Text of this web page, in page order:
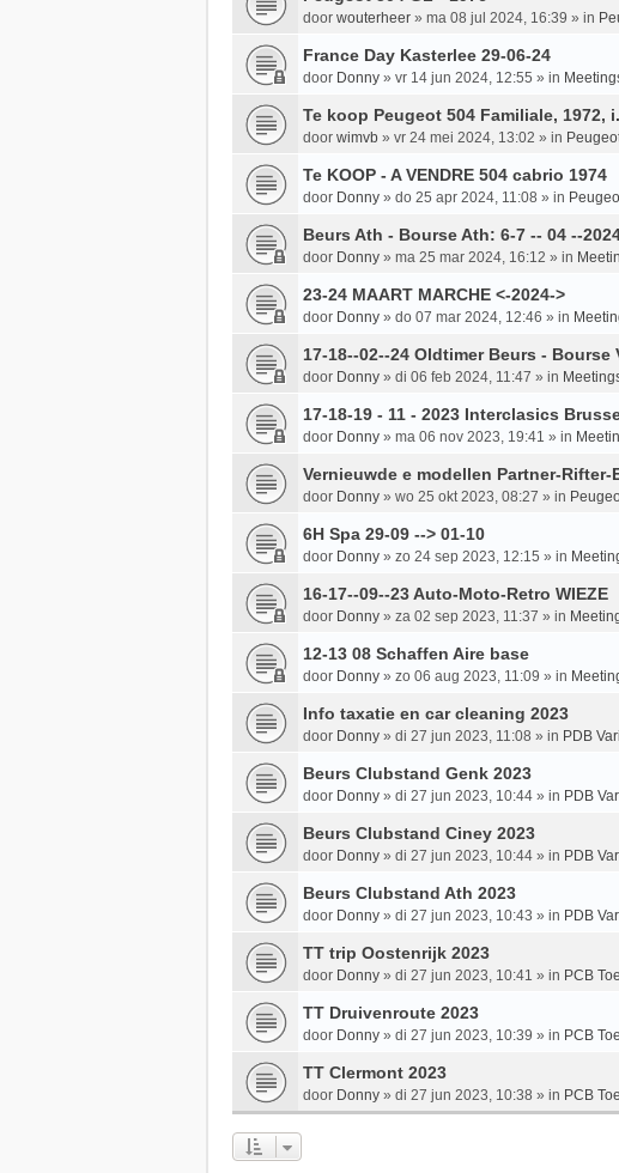
door wouterheer » ma 08 jul 2024, 16:39 » in
France Day Kasterlee 29-06-24
door Donny » vr 14 jun 2024, 12:55 » in
Te koop Peugeot 504 Familiale, 1972,
door wimvb » vr 24 mei 2024, 13:02 » in
Te KOOP - A VENDRE 504 cabrio 1974
door Donny » do 25 apr 2024, 11:08 » in
Beurs Ath - Bourse Ath: 6-7 -- 04 --
door Donny » ma 25 mar 2024, 16:12 » in
23-24 MAART MARCHE <-2024->
door Donny » do 07 mar 2024, 12:46 » in
17-18--02--24 Oldtimer Beurs - Bourse
door Donny » di 06 feb 2024, 11:47 » in
17-18-19 - 11 - 2023 Interclasics
door Donny » ma 06 nov 2023, 19:41 » in
Vernieuwde e modellen Partner-Rifter-
door Donny » wo 25 okt 2023, 08:27 » in
6H Spa 29-09 --> 01-10
door Donny » zo 24 sep 2023, 12:15 » in
16-17--09--23 Auto-Moto-Retro WIEZE
door Donny » za 02 sep 2023, 11:37 » in
12-13 08 Schaffen Aire base
door Donny » zo 06 aug 2023, 11:09 » in
Info taxatie en car cleaning 2023
door Donny » di 27 jun 2023, 11:08 » in PDB
Beurs Clubstand Genk 2023
door Donny » di 27 jun 2023, 10:44 » in PDB
Beurs Clubstand Ciney 2023
door Donny » di 27 jun 2023, 10:44 » in PDB
Beurs Clubstand Ath 2023
door Donny » di 27 jun 2023, 10:43 » in PDB
TT trip Oostenrijk 2023
door Donny » di 27 jun 2023, 10:41 » in PCB
TT Druivenroute 2023
door Donny » di 27 jun 2023, 10:39 » in PCB
TT Clermont 2023
door Donny » di 27 jun 2023, 10:38 » in PCB